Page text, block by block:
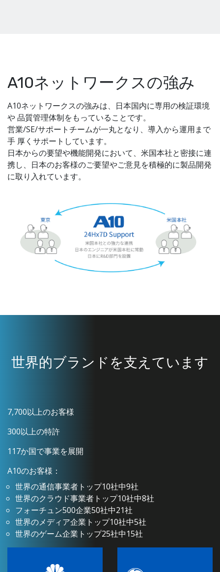
A10ネットワークスの強み
A10ネットワークスの強みは、日本国内に専用の検証環境
や 品質管理体制をもっていることです。
営業/SE/サポートチームが一丸となり、導入から運用まで
手 厚くサポートしています。
日本からの要望や機能開発において、米国本社と密接に連
携し、日本のお客様のご要望やご意見を積極的に製品開発
に取り入れています。
世界的ブランドを支えています
7,700以上のお客様
300以上の特許
117か国で事業を展開
A10のお客様：
世界の通信事業者トップ10社中9社
世界のクラウド事業者トップ10社中8社
フォーチュン500企業50社中21社
世界のメディア企業トップ10社中5社
世界のゲーム企業トップ25社中15社